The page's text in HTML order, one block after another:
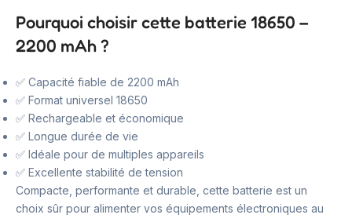
Pourquoi choisir cette batterie 18650 –
2200 mAh ?
✅ Capacité fiable de 2200 mAh
✅ Format universel 18650
✅ Rechargeable et économique
✅ Longue durée de vie
✅ Idéale pour de multiples appareils
✅ Excellente stabilité de tension
Compacte, performante et durable, cette batterie est un
choix sûr pour alimenter vos équipements électroniques au